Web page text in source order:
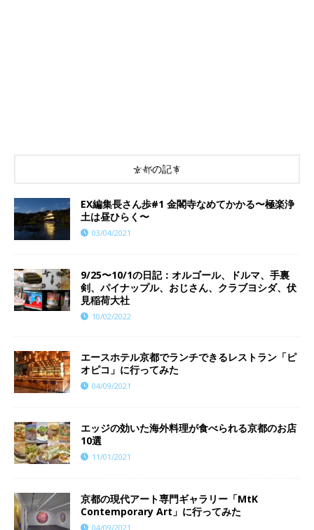
京都の記事
EX編集長さん歩#1 金閣寺なめてかかる〜極楽浄
土は昼ひらく〜
03/04/2021
9/25〜10/1の日記：オルゴール、ドルマ、手裏
剣、パイナップル、おじさん、クラブヨシダ、伏
見稲荷大社
10/02/2022
エースホテル京都でランチできるレストラン「ピ
オピコ」に行ってみた
04/09/2021
エッジの効いた海外料理が食べられる京都のお店
10選
11/01/2021
京都の現代アート専門ギャラリー「MtK
Contemporary Art」に行ってみた
04/09/2021